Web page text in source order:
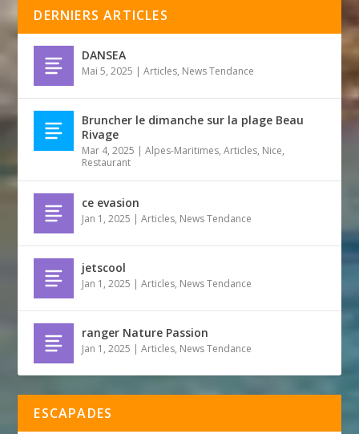
DERNIERS ARTICLES
DANSEA
Mai 5, 2025 |Articles, News Tendance
Bruncher le dimanche sur la plage Beau
Rivage
Mar 4, 2025 |Alpes-Maritimes,Articles, Nice,
Restaurant
ce evasion
Jan 1, 2025 |Articles, News Tendance
jetscool
Jan 1, 2025 |Articles, News Tendance
ranger Nature Passion
Jan 1, 2025 |Articles, News Tendance
ESCAPADES